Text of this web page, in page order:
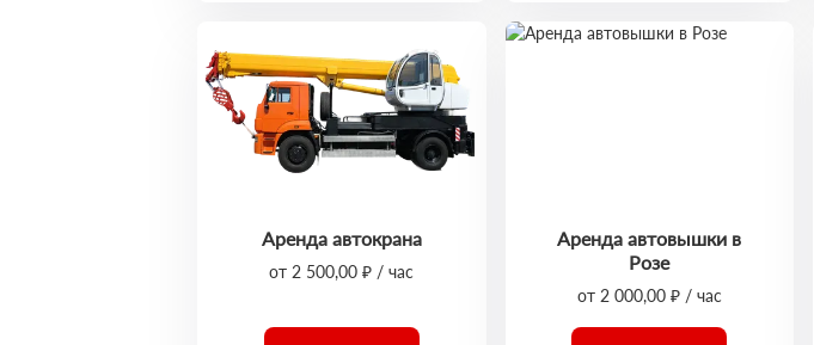
Аренда автокрана
от 2 500,00 ₽ / час
Аренда автовышки в
Розе
от 2 000,00 ₽ / час